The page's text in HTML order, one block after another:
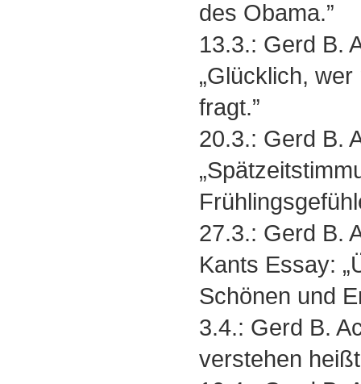
des Obama.”
13.3.: Gerd B.
„Glücklich,
fragt.”
20.3.: Gerd B.
27.3.: Gerd B.
Kants Essay:
Schönen und
3.4.: Gerd B.
verstehen